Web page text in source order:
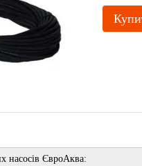
насосів ЄвроАква: